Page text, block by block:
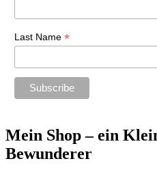
Last Name *
Mein Shop – ein
Bewunderer